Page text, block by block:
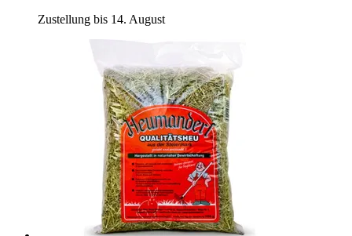
Zustellung bis 14. August